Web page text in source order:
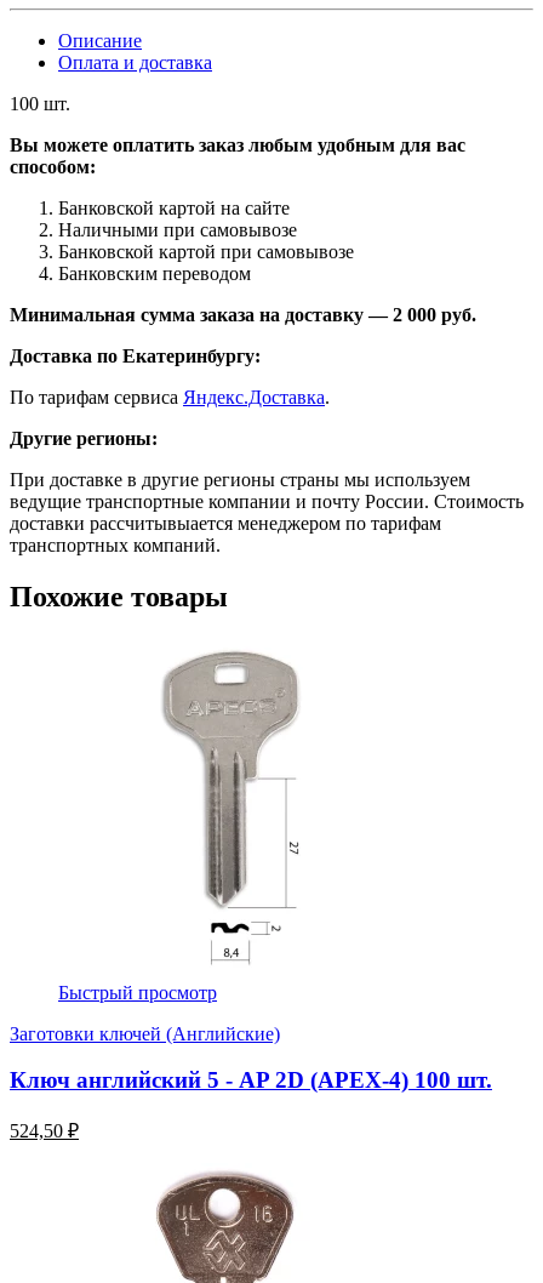
Описание
Оплата и доставка
100 шт.
Вы можете оплатить заказ любым удобным для вас
способом:
Банковской картой на сайте
Наличными при самовывозе
Банковской картой при самовывозе
Банковским переводом
Минимальная сумма заказа на доставку — 2 000 руб.
Доставка по Екатеринбургу:
По тарифам сервиса Яндекс.Доставка.
Другие регионы:
При доставке в другие регионы страны мы используем
ведущие транспортные компании и почту России. Стоимость
доставки рассчитывыается менеджером по тарифам
транспортных компаний.
Похожие товары
Быстрый просмотр
Заготовки ключей (Английские)
Ключ английский 5 - AP 2D (APEX-4) 100 шт.
524,50 ₽